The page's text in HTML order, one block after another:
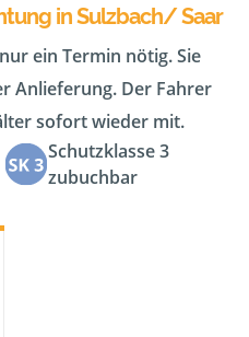
in Sulzbach/ Saar
ein Termin nötig. Sie
Anlieferung. Der Fahrer
sofort wieder mit.
Schutzklasse 3
zubuchbar